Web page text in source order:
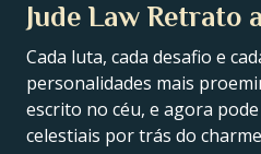
Jude Law Retrato
Cada luta, cada desafio e
personalidades mais
escrito no céu, e agora pode
celestiais por trás do charme